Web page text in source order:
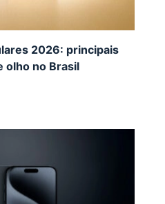
2026: principais
olho no Brasil